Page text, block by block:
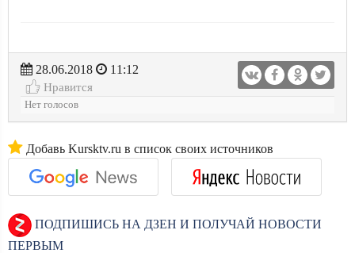
28.06.2018
11:12
Нравится
Нет голосов
Добавь Kursktv.ru в список своих источников
ПОДПИШИСЬ НА ДЗЕН И ПОЛУЧАЙ НОВОСТИ
ПЕРВЫМ